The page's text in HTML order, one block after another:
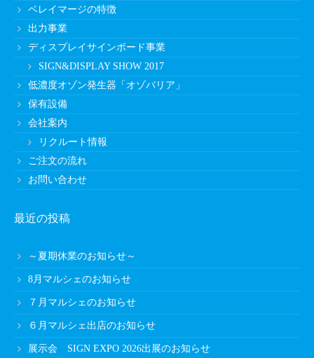
ベレイマージの特徴
出力事業
ディスプレイサインボード事業
SIGN&DISPLAY SHOW 2017
低濃度オゾン発生器「オゾバリア」
保有設備
会社案内
リクルート情報
ご注文の流れ
お問い合わせ
最近の投稿
～夏期休業のお知らせ～
8月マルシェのお知らせ
７月マルシェのお知らせ
６月マルシェ出店のお知らせ
展示会 SIGN EXPO 2026出展のお知らせ